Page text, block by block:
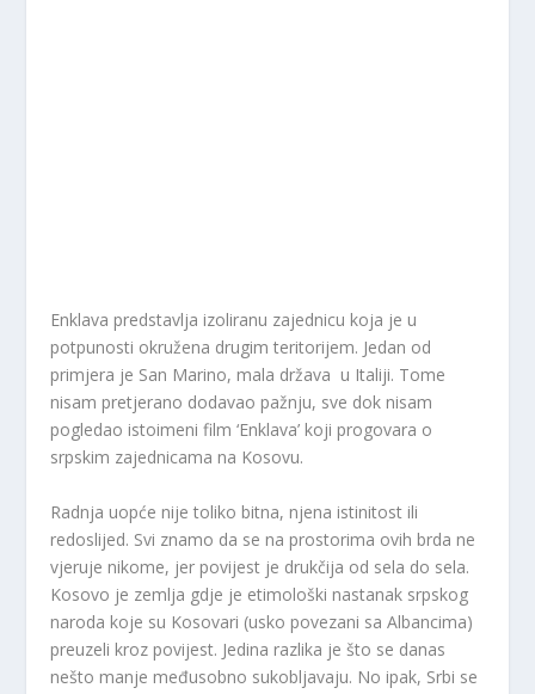
Enklava predstavlja izoliranu zajednicu koja je u
potpunosti okružena drugim teritorijem. Jedan od
primjera je San Marino, mala država u Italiji. Tome
nisam pretjerano dodavao pažnju, sve dok nisam
pogledao istoimeni film ‘Enklava’ koji progovara o
srpskim zajednicama na Kosovu.
Radnja uopće nije toliko bitna, njena istinitost ili
redoslijed. Svi znamo da se na prostorima ovih brda ne
vjeruje nikome, jer povijest je drukčija od sela do sela.
Kosovo je zemlja gdje je etimološki nastanak srpskog
naroda koje su Kosovari (usko povezani sa Albancima)
preuzeli kroz povijest. Jedina razlika je što se danas
nešto manje međusobno sukobljavaju. No ipak, Srbi se